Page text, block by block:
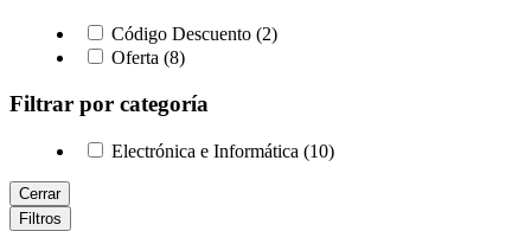
Código Descuento (2)
Oferta (8)
Filtrar por categoría
Electrónica e Informática (10)
Cerrar
Filtros